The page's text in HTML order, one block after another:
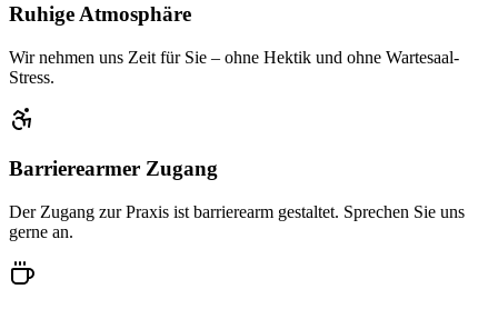
Ruhige Atmosphäre
Wir nehmen uns Zeit für Sie – ohne Hektik und ohne Wartesaal-
Stress.
Barrierearmer Zugang
Der Zugang zur Praxis ist barrierearm gestaltet. Sprechen Sie uns
gerne an.